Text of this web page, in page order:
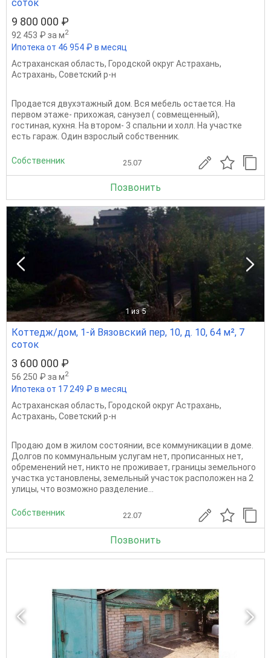
соток
9 800 000 ₽
92 453 ₽ за м2
Ипотека от 46 954 ₽ в месяц
Астраханская область, Городской округ Астрахань,
Астрахань, Советский р-н
Продается двухэтажный дом. Вся мебель остается. На
первом этаже- прихожая, санузел ( совмещенный),
гостиная, кухня. На втором- 3 спальни и холл. На участке
есть гараж. Один взрослый собственник.
Собственник 25.07
Позвонить
1 из 5
Коттедж/дом, 1-й Вязовский пер, 10, д. 10, 64 м², 7
соток
3 600 000 ₽
56 250 ₽ за м2
Ипотека от 17 249 ₽ в месяц
Астраханская область, Городской округ Астрахань,
Астрахань, Советский р-н
Продаю дом в жилом состоянии, все коммуникации в доме.
Долгов по коммунальным услугам нет, прописанных нет,
обременений нет, никто не проживает, границы земельного
участка установлены, земельный участок расположен на 2
улицы, что возможно разделение...
Собственник 22.07
Позвонить